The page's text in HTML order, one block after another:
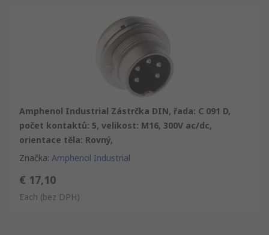
Amphenol Industrial Zástrčka DIN, řada: C 091 D,
počet kontaktů: 5, velikost: M16, 300V ac/dc,
orientace těla: Rovný,
Značka: Amphenol Industrial
€ 17,10
Each (bez DPH)